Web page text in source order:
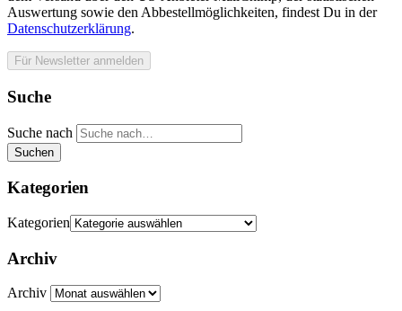
Auswertung sowie den Abbestellmöglichkeiten, findest Du in der
Datenschutzerklärung.
Suche
Suche nach
Suchen
Kategorien
Kategorien
Archiv
Archiv